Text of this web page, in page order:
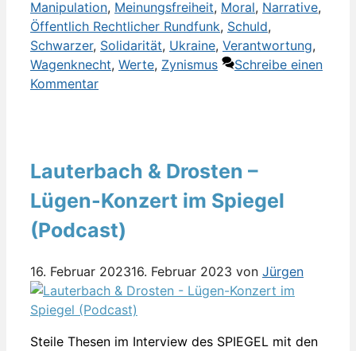
Manipulation, Meinungsfreiheit, Moral, Narrative,
Öffentlich Rechtlicher Rundfunk, Schuld,
Schwarzer, Solidarität, Ukraine, Verantwortung,
Wagenknecht, Werte, Zynismus
Schreibe einen
Kommentar
Lauterbach & Drosten –
Lügen-Konzert im Spiegel
(Podcast)
16. Februar 202316. Februar 2023 von Jürgen
Steile Thesen im Interview des SPIEGEL mit den